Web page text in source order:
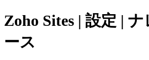
Zoho Sites | 設定 |
ース